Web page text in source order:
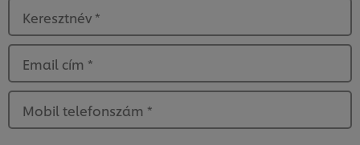
Keresztnév *
Email cím *
Mobil telefonszám *